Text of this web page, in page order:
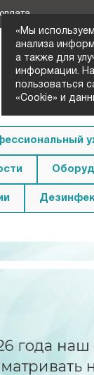
+7 (3852)
Заказать
«Мы
анализа
а также для
информации.
пользоваться
«Cookie» и